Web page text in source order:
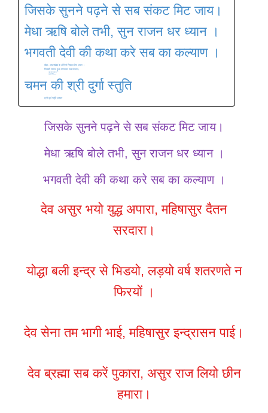
जिसके सुनने पढ़ने से सब संकट मिट जाय।
मेधा ऋषि बोले तभी, सुन राजन धर ध्यान ।
भगवती देवी की कथा करे सब का कल्याण ।
दोहा :- तब त्र्यदेव के अंगों से निकला तेज अपार ।
जिनकी ज्वाला हुआ उज्जवल सब संसार।
चमन की श्री दुर्गा स्तुति
श्री दुर्गा स्तुति अध्याय
जिसके सुनने पढ़ने से सब संकट मिट जाय।
मेधा ऋषि बोले तभी, सुन राजन धर ध्यान ।
भगवती देवी की कथा करे सब का कल्याण ।
देव असुर भयो युद्ध अपारा, महिषासुर दैतन
सरदारा।
योद्धा बली इन्द्र से भिडयो, लड़यो वर्ष शतरणते न
फिरयों ।
देव सेना तम भागी भाई, महिषासुर इन्द्रासन पाई।
देव ब्रह्मा सब करें पुकारा, असुर राज लियो छीन
हमारा।